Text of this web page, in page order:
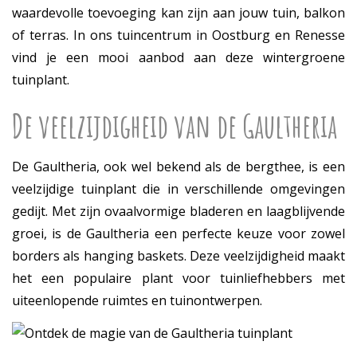
waardevolle toevoeging kan zijn aan jouw tuin, balkon
of terras. In ons tuincentrum in Oostburg en Renesse
vind je een mooi aanbod aan deze wintergroene
tuinplant.
De veelzijdigheid van de Gaultheria
De Gaultheria, ook wel bekend als de bergthee, is een
veelzijdige tuinplant die in verschillende omgevingen
gedijt. Met zijn ovaalvormige bladeren en laagblijvende
groei, is de Gaultheria een perfecte keuze voor zowel
borders als hanging baskets. Deze veelzijdigheid maakt
het een populaire plant voor tuinliefhebbers met
uiteenlopende ruimtes en tuinontwerpen.